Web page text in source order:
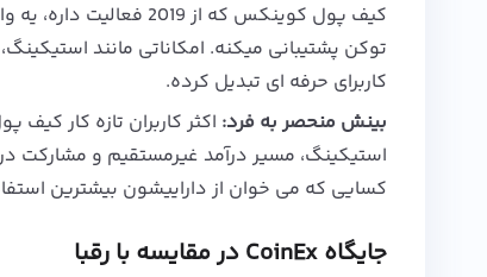
کاربرای حرفه‌ ای تبدیل کرده.
بینش منحصر به فرد:
استیکینگ، مسیر درآمد غیرمستقیم و مشارکت
کسایی که می‌ خوان از داراییشون بیشترین
جایگاه CoinEx در مقایسه با رقبا